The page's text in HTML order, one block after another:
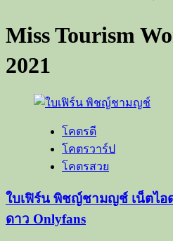
Miss Tourism
2021
โคตรดี
โคตรวาร์ป
โคตรสวย
ใบเฟิร์น พิชญ์ชามญช์ เน็ตไอ
ดาว Onlyfans